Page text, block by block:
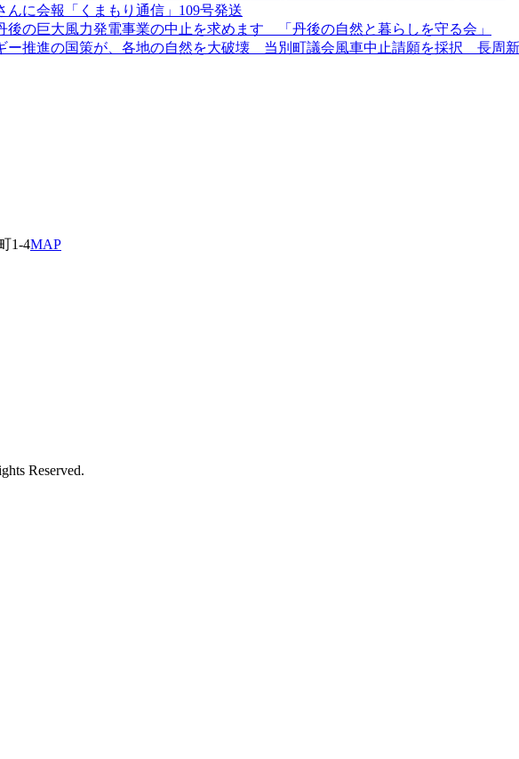
んに会報「くまもり通信」109号発送
後の巨大風力発電事業の中止を求めます 「丹後の自然と暮らしを守る会」
ー推進の国策が、各地の自然を大破壊 当別町議会風車中止請願を採択 長周
1-4MAP
Reserved.